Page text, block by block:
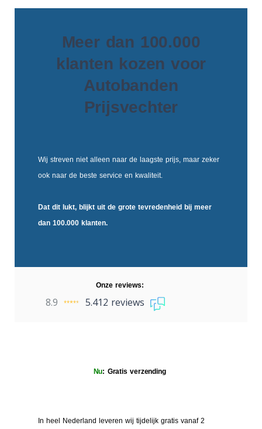
Meer dan 100.000
klanten kozen voor
Autobanden
Prijsvechter
Wij streven niet alleen naar de laagste prijs, maar zeker
ook naar de beste service en kwaliteit.
Dat dit lukt, blijkt uit de grote tevredenheid bij meer
dan 100.000 klanten.
Onze reviews:
8.9 5.412 reviews
Nu: Gratis verzending
In heel Nederland leveren wij tijdelijk gratis vanaf 2